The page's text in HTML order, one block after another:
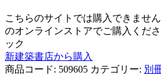
こちらのサイトでは購入できませ
のオンラインストアでご購入くだ
ック
新建築書店から購入
商品コード: 509605 カテゴリー: 別